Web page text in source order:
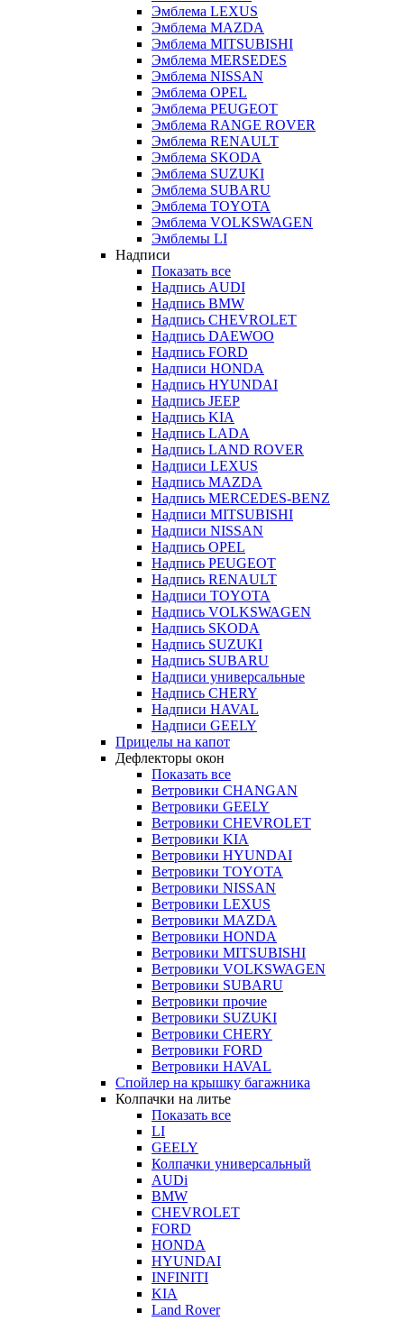
Эмблема LEXUS
Эмблема MAZDA
Эмблема MITSUBISHI
Эмблема MERSEDES
Эмблема NISSAN
Эмблема OPEL
Эмблема PEUGEOT
Эмблема RANGE ROVER
Эмблема RENAULT
Эмблема SKODA
Эмблема SUZUKI
Эмблема SUBARU
Эмблема TOYOTA
Эмблема VOLKSWAGEN
Эмблемы LI
Надписи
Показать все
Надпись AUDI
Надпись BMW
Надпись CHEVROLET
Надпись DAEWOO
Надпись FORD
Надписи HONDA
Надпись HYUNDAI
Надпись JEEP
Надпись KIA
Надпись LADA
Надпись LAND ROVER
Надписи LEXUS
Надпись MAZDA
Надпись MERCEDES-BENZ
Надписи MITSUBISHI
Надписи NISSAN
Надпись OPEL
Надпись PEUGEOT
Надпись RENAULT
Надписи TOYOTA
Надпись VOLKSWAGEN
Надпись SKODA
Надпись SUZUKI
Надпись SUBARU
Надписи универсальные
Надпись CHERY
Надписи HAVAL
Надписи GEELY
Прицелы на капот
Дефлекторы окон
Показать все
Ветровики CHANGAN
Ветровики GEELY
Ветровики CHEVROLET
Ветровики KIA
Ветровики HYUNDAI
Ветровики TOYOTA
Ветровики NISSAN
Ветровики LEXUS
Ветровики MAZDA
Ветровики HONDA
Ветровики MITSUBISHI
Ветровики VOLKSWAGEN
Ветровики SUBARU
Ветровики прочие
Ветровики SUZUKI
Ветровики CHERY
Ветровики FORD
Ветровики HAVAL
Спойлер на крышку багажника
Колпачки на литье
Показать все
LI
GEELY
Колпачки универсальный
AUDi
BMW
CHEVROLET
FORD
HONDA
HYUNDAI
INFINITI
KIA
Land Rover